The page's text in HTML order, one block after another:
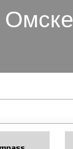
Омске